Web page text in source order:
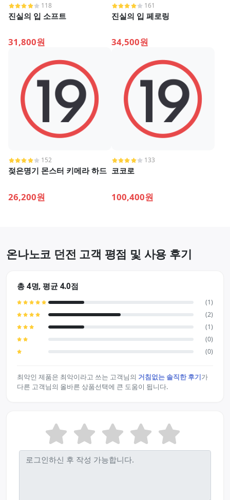
118
진실의 입 소프트
31,800원
161
진실의 입 페로링
34,500원
152
젖은명기 몬스터 키메라 하드
26,200원
133
코코로
100,400원
온나노코 던전 고객 평점 및 사용 후기
총 4명, 평균 4.0점
(1)
(2)
(1)
(0)
(0)
최악인 제품은 최악이라고 쓰는 고객님의 거침없는 솔직한 후기가
다른 고객님의 올바른 상품선택에 큰 도움이 됩니다.